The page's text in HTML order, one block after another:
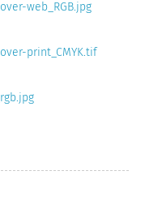
web_RGB.jpg
print_CMYK.tif